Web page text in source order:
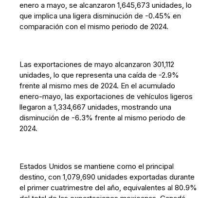
enero a mayo, se alcanzaron 1,645,673 unidades, lo
que implica una ligera disminución de -0.45% en
comparación con el mismo periodo de 2024.
Las exportaciones de mayo alcanzaron 301,112
unidades, lo que representa una caída de -2.9%
frente al mismo mes de 2024. En el acumulado
enero-mayo, las exportaciones de vehículos ligeros
llegaron a 1,334,667 unidades, mostrando una
disminución de -6.3% frente al mismo periodo de
2024.
Estados Unidos se mantiene como el principal
destino, con 1,079,690 unidades exportadas durante
el primer cuatrimestre del año, equivalentes al 80.9%